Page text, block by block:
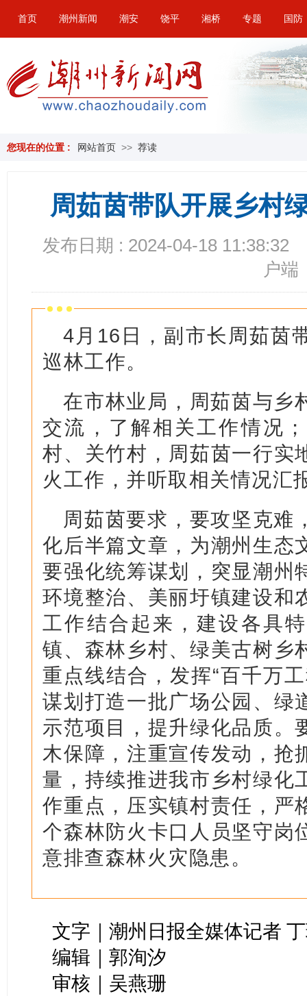
首页 潮州新闻 潮安 饶平 湘桥 专题 国防
您现在的位置 : 网站首页 >> 荐读
周茹茵带队开展乡村
发布日期 : 2024-04-18 11:38:32
户端
4月16日，副市长周茹茵
巡林工作。
在市林业局，周茹茵与乡
交流，了解相关工作情况
村、关竹村，周茹茵一行实
火工作，并听取相关情况汇
周茹茵要求，要攻坚克难
化后半篇文章，为潮州生态
要强化统筹谋划，突显潮州
环境整治、美丽圩镇建设和
工作结合起来，建设各具
镇、森林乡村、绿美古树乡
重点线结合，发挥“百千万
谋划打造一批广场公园、绿
示范项目，提升绿化品质。
木保障，注重宣传发动，抢
量，持续推进我市乡村绿化
作重点，压实镇村责任，严
个森林防火卡口人员坚守岗
意排查森林火灾隐患。
文字｜潮州日报全媒体记者
编辑｜郭洵汐
审核｜吴燕珊